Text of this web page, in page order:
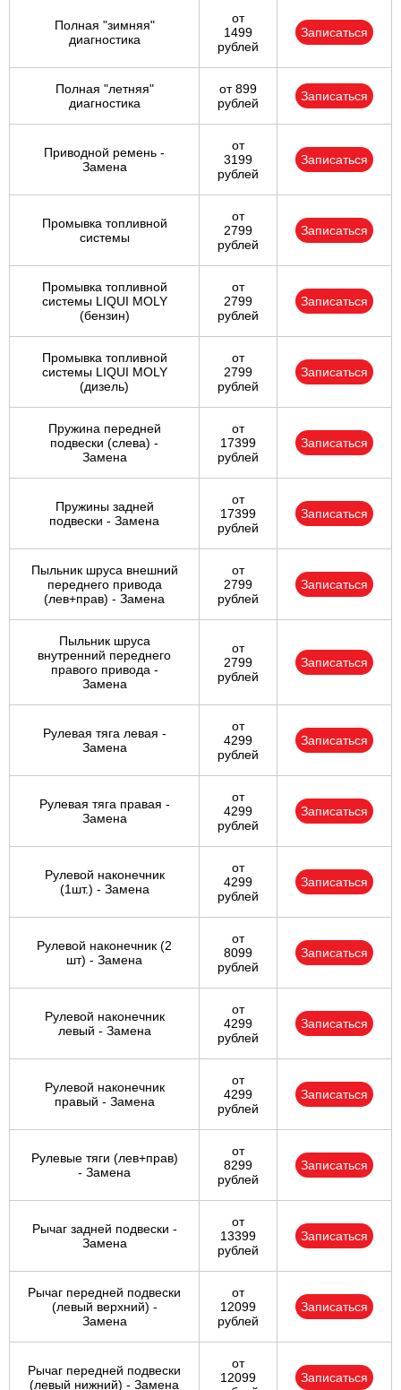
Полная "зимняя"
диагностика
от
1499
рублей
Записаться
Полная "летняя"
диагностика
от 899
рублей
Записаться
Приводной ремень -
Замена
от
3199
рублей
Записаться
Промывка топливной
системы
от
2799
рублей
Записаться
Промывка топливной
системы LIQUI MOLY
(бензин)
от
2799
рублей
Записаться
Промывка топливной
системы LIQUI MOLY
(дизель)
от
2799
рублей
Записаться
Пружина передней
подвески (слева) -
Замена
от
17399
рублей
Записаться
Пружины задней
подвески - Замена
от
17399
рублей
Записаться
Пыльник шруса внешний
переднего привода
(лев+прав) - Замена
от
2799
рублей
Записаться
Пыльник шруса
внутренний переднего
правого привода -
Замена
от
2799
рублей
Записаться
Рулевая тяга левая -
Замена
от
4299
рублей
Записаться
Рулевая тяга правая -
Замена
от
4299
рублей
Записаться
Рулевой наконечник
(1шт.) - Замена
от
4299
рублей
Записаться
Рулевой наконечник (2
шт) - Замена
от
8099
рублей
Записаться
Рулевой наконечник
левый - Замена
от
4299
рублей
Записаться
Рулевой наконечник
правый - Замена
от
4299
рублей
Записаться
Рулевые тяги (лев+прав)
- Замена
от
8299
рублей
Записаться
Рычаг задней подвески -
Замена
от
13399
рублей
Записаться
Рычаг передней подвески
(левый верхний) -
Замена
от
12099
рублей
Записаться
Рычаг передней подвески
(левый нижний) - Замена
от
12099
Записаться